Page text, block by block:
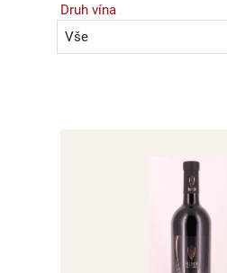
Druh vína